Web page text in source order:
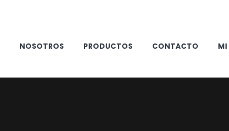
NOSOTROS PRODUCTOS CONTACTO MI